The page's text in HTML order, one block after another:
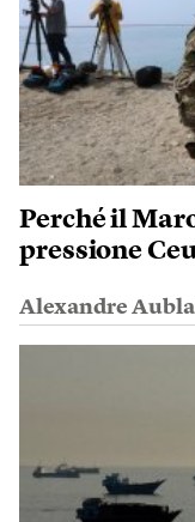
Perché il
pressione
Alexandre